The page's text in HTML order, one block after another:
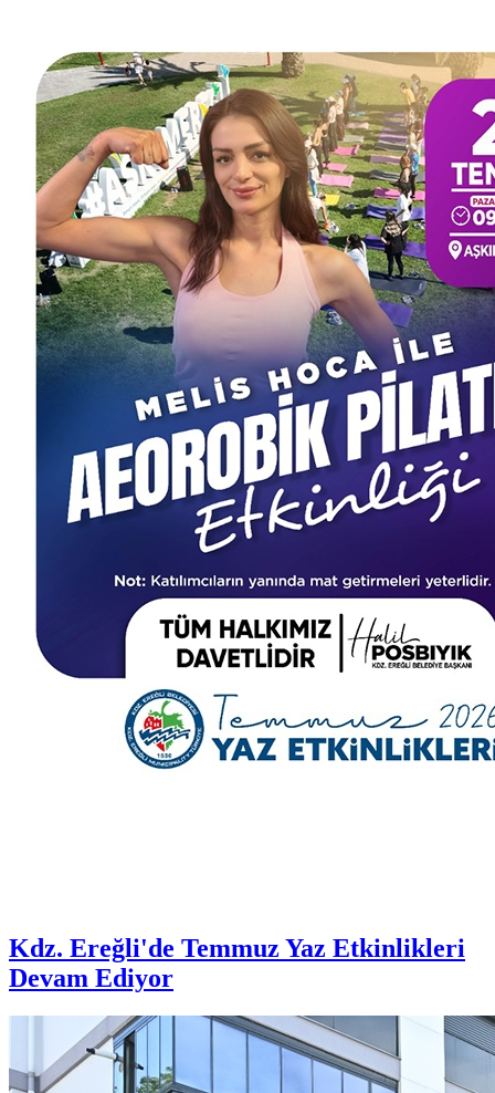
Kdz. Ereğli'de Temmuz Yaz Etkinlikleri
Devam Ediyor